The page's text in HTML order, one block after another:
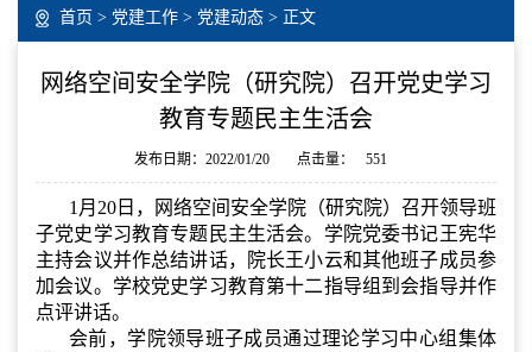
首页 > 党建工作 > 党建动态 > 正文
网络空间安全学院（研究院）召开党史学习
教育专题民主生活会
发布日期：2022/01/20 点击量： 551
1月20日，网络空间安全学院（研究院）召开领导班
子党史学习教育专题民主生活会。学院党委书记王宪华
主持会议并作总结讲话，院长王小云和其他班子成员参
加会议。学校党史学习教育第十二指导组到会指导并作
点评讲话。
会前，学院领导班子成员通过理论学习中心组集体